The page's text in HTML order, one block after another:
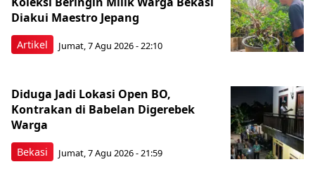
Artikel
Diakui Maestro Jepang
Jumat, 7 Agu 2026 - 22:10
Bekasi
Diduga Jadi Lokasi Open BO,
Kontrakan di Babelan Digerebek
Warga
Jumat, 7 Agu 2026 - 21:59